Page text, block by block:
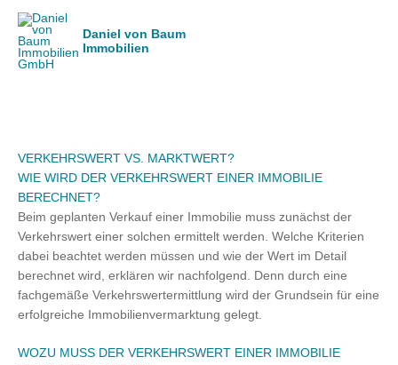
Inhalt
springen
VERKEHRSWERT VS. MARKTWERT?
WIE WIRD DER VERKEHRSWERT EINER IMMOBILIE
BERECHNET?
Beim geplanten Verkauf einer Immobilie muss zunächst der
Verkehrswert einer solchen ermittelt werden. Welche Kriterien
dabei beachtet werden müssen und wie der Wert im Detail
berechnet wird, erklären wir nachfolgend. Denn durch eine
fachgemäße Verkehrswertermittlung wird der Grundsein für eine
erfolgreiche Immobilienvermarktung gelegt.
WOZU MUSS DER VERKEHRSWERT EINER IMMOBILIE
Immora - Ihre KI-Assistentin
KI-Assistent - Jetzt verfügbar